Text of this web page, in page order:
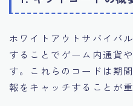
ホワイトアウトサバイバ
することでゲーム内通貨
す。これらのコードは期
報をキャッチすることが重